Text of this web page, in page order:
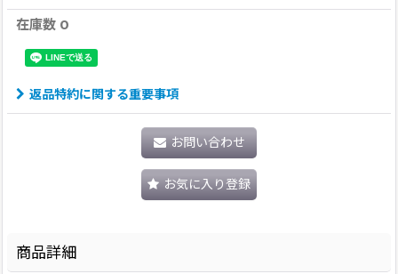
在庫数 0
返品特約に関する重要事項
お問い合わせ
お気に入り登録
商品詳細